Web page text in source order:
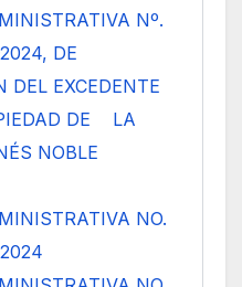
Nº.
DE
DEL EXCEDENTE
DE LA
NOBLE
NO.